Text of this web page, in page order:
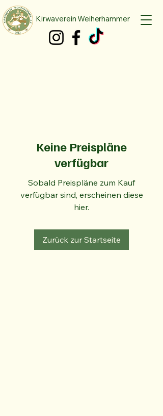
Kirwaverein Weiherhammer
Keine Preispläne
verfügbar
Sobald Preispläne zum Kauf
verfügbar sind, erscheinen diese
hier.
Zurück zur Startseite